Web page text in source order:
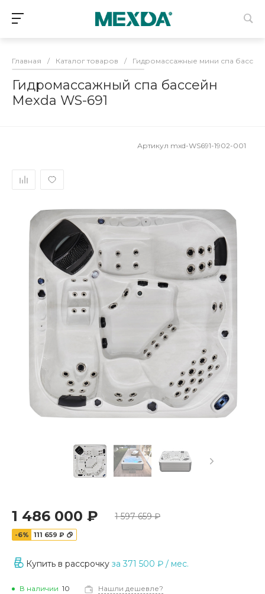
Главная / Каталог товаров / Гидромассажные мини спа
Гидромассажный спа бассейн
Mexda WS-691
Артикул mxd-WS691-1902-001
1 486 000 ₽ 1 597 659 ₽
-6% 111 659 ₽
Купить в рассрочку за371 500 ₽ / мес.
В наличии 10 Нашли дешевле?